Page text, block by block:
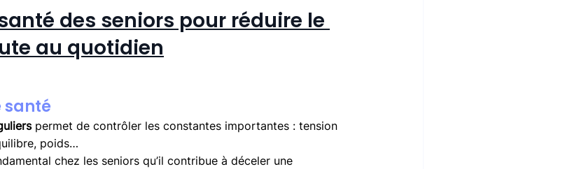
des seniors pour réduire le
au quotidien
santé
permet de contrôler les constantes importantes : tension
poids…
chez les seniors qu’il contribue à déceler une